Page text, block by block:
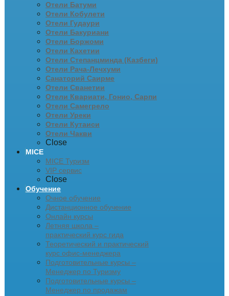
Отели Батуми
Отели Кобулети
Отели Гудаури
Отели Бакуриани
Отели Боржоми
Отели Кахетии
Отели Степанцминда (Казбеги)
Отели Рача-Лечхуми
Санаторий Саирме
Отели Сванетии
Отели Квариати, Гонио, Сарпи
Отели Самегрело
Отели Уреки
Отели Кутаиси
Отели Чакви
Close
MICE
MICE Туризм
VIP сервис
Close
Обучение
Очное обучение
Дистанционное обучение
Онлайн курсы
Летняя школа –
практический курс гида
Теоретический и практический
курс офис-менеджера
Подготовительные курсы –
Менеджер по Туризму
Подготовительные курсы –
Менеджер по продажам